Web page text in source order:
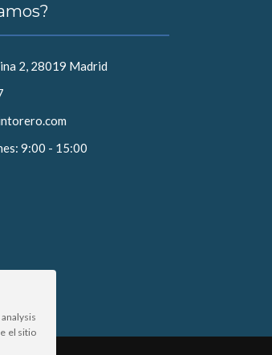
2, 28019 Madrid
9:00 - 15:00
el sitio